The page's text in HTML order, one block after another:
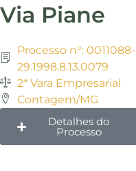
Via Piane
Processo n°: 0011088-
29.1998.8.13.0079
2ª Vara Empresarial
Contagem/MG
Detalhes do
Processo